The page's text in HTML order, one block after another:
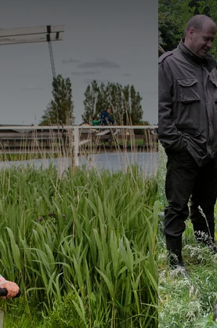
Ontdek
Download hier de